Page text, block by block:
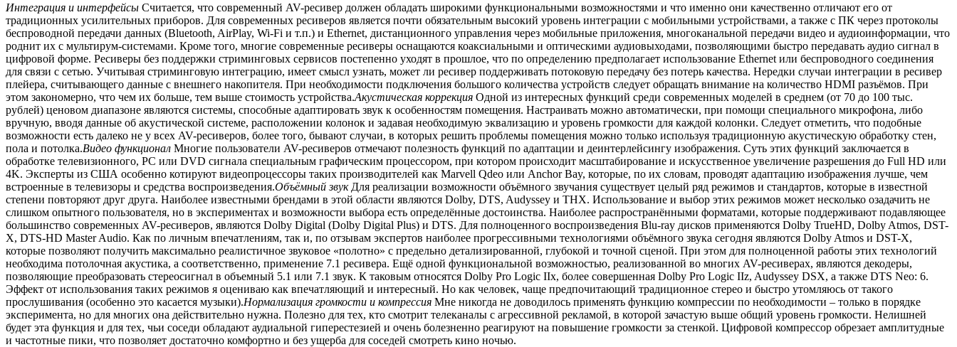
Интеграция и интерфейсы Считается, что современный AV-ресивер должен обладать широкими функциональными возможностями и что именно они качественно отличают его от
традиционных усилительных приборов. Для современных ресиверов является почти обязательным высокий уровень интеграции с мобильными устройствами, а также с ПК через протоколы
беспроводной передачи данных (Bluetooth, AirPlay, Wi-Fi и т.п.) и Ethernеt, дистанционного управления через мобильные приложения, многоканальной передачи видео и аудиоинформации, что
роднит их с мультирум-системами. Кроме того, многие современные ресиверы оснащаются коаксиальными и оптическими аудиовыходами, позволяющими быстро передавать аудио сигнал в
цифровой форме. Ресиверы без поддержки стриминговых сервисов постепенно уходят в прошлое, что по определению предполагает использование Ethernеt или беспроводного соединения
для связи с сетью. Учитывая стриминговую интеграцию, имеет смысл узнать, может ли ресивер поддерживать потоковую передачу без потерь качества. Нередки случаи интеграции в ресивер
плейера, считывающего данные с внешнего накопителя. При необходимости подключения большого количества устройств следует обращать внимание на количество HDMI разъёмов. При
этом закономерно, что чем их больше, тем выше стоимость устройства.Акустическая коррекция Одной из интересных функций среди современных моделей в среднем (от 70 до 100 тыс.
рублей) ценовом диапазоне являются системы, способные адаптировать звук к особенностям помещения. Настраивать можно автоматически, при помощи специального микрофона, либо
вручную, вводя данные об акустической системе, расположении колонок и задавая необходимую эквализацию и уровень громкости для каждой колонки. Следует отметить, что подобные
возможности есть далеко не у всех AV-ресиверов, более того, бывают случаи, в которых решить проблемы помещения можно только используя традиционную акустическую обработку стен,
пола и потолка.Видео функционал Многие пользователи AV-ресиверов отмечают полезность функций по адаптации и деинтерлейсингу изображения. Суть этих функций заключается в
обработке телевизионного, PC или DVD сигнала специальным графическим процессором, при котором происходит масштабирование и искусственное увеличение разрешения до Full HD или
4K. Эксперты из США особенно котируют видеопроцессоры таких производителей как Marvell Qdeo или Anchor Bay, которые, по их словам, проводят адаптацию изображения лучше, чем
встроенные в телевизоры и средства воспроизведения.Объёмный звукДля реализации возможности объёмного звучания существует целый ряд режимов и стандартов, которые в известной
степени повторяют друг друга. Наиболее известными брендами в этой области являются Dolby, DTS, Audyssey и THX. Использование и выбор этих режимов может несколько озадачить не
слишком опытного пользователя, но в экспериментах и возможности выбора есть определённые достоинства. Наиболее распространёнными форматами, которые поддерживают подавляющее
большинство современных AV-ресиверов, являются Dolby Digital (Dolby Digital Plus) и DTS. Для полноценного воспроизведения Blu-ray дисков применяются Dolby TrueHD, Dolby Atmos, DST-
X, DTS-HD Master Audio. Как по личным впечатлениям, так и, по отзывам экспертов наиболее прогрессивными технологиями объёмного звука сегодня являются Dolby Atmos и DST-X,
которые позволяют получить максимально реалистичное звуковое «полотно» с предельно детализированной, глубокой и точной сценой. При этом для полноценной работы этих технологий
необходима потолочная акустика, а соответственно, применение 7.1 ресивера. Ещё одной функциональной возможностью, реализованной во многих AV-ресиверах, являются декодеры,
позволяющие преобразовать стереосигнал в объемный 5.1 или 7.1 звук. К таковым относятся Dolby Pro Logic IIx, более совершенная Dolby Pro Logic IIz, Audyssey DSX, а также DTS Neo: 6.
Эффект от использования таких режимов я оцениваю как впечатляющий и интересный. Но как человек, чаще предпочитающий традиционное стерео и быстро утомляюсь от такого
прослушивания (особенно это касается музыки).Нормализация громкости и компрессия Мне никогда не доводилось применять функцию компрессии по необходимости – только в порядке
эксперимента, но для многих она действительно нужна. Полезно для тех, кто смотрит телеканалы с агрессивной рекламой, в которой зачастую выше общий уровень громкости. Нелишней
будет эта функция и для тех, чьи соседи обладают аудиальной гиперестезией и очень болезненно реагируют на повышение громкости за стенкой. Цифровой компрессор обрезает амплитудные
и частотные пики, что позволяет достаточно комфортно и без ущерба для соседей смотреть кино ночью.